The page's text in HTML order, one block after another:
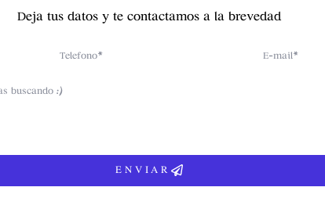
Deja tus datos y te contactamos a la brevedad
Telefono
ENVIAR